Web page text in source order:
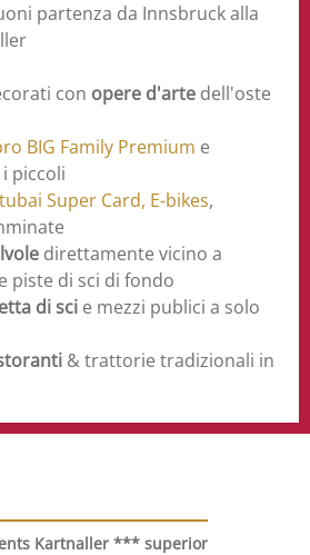
partenza da Innsbruck alla
con opere d'arte dell'oste
BIG Family Premium e
piccoli
Super Card, E-bikes,
direttamente vicino a
piste di sci di fondo
di sci e mezzi publici a solo
& trattorie tradizionali in
Kartnaller *** superior